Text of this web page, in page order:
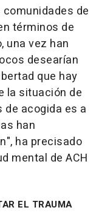
de
términos de
una vez han
desearían
que hay
la situación de
acogida es a
han
ha precisado
mental de ACH
EL TRAUMA